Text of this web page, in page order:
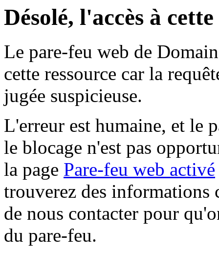
Désolé, l'accès à
Le pare-feu web de
cette ressource car la
jugée suspicieuse.
L'erreur est humaine, et le
le blocage n'est pas
la page Pare-feu web activé
trouverez des informations
de nous contacter pour
du pare-feu.